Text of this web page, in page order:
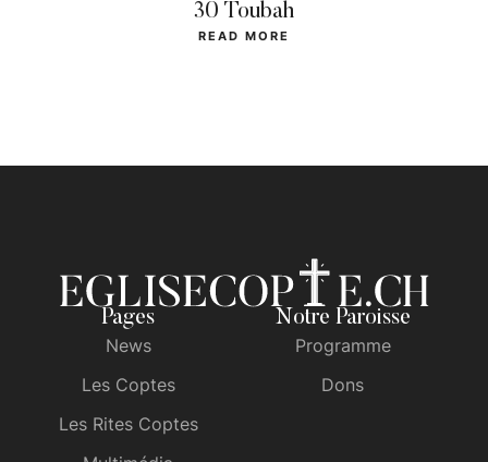
30 Toubah
READ MORE
Pages
News
Les Coptes
Les Rites Coptes
Notre Paroisse
Programme
Dons